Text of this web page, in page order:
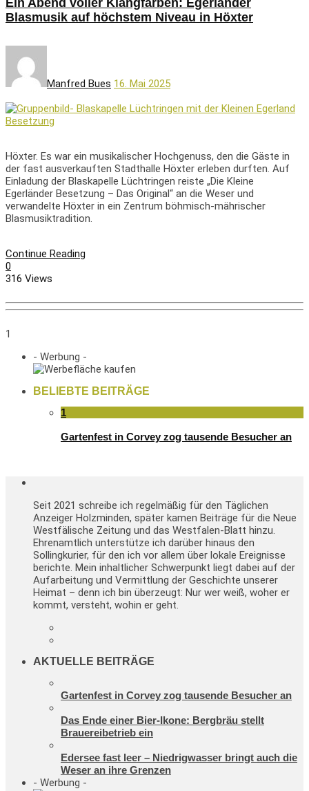
Blasmusik auf höchstem Niveau in Höxter
Manfred Bues 16. Mai 2025
Höxter. Es war ein musikalischer Hochgenuss, den die Gäste in
der fast ausverkauften Stadthalle Höxter erleben durften. Auf
Einladung der Blaskapelle Lüchtringen reiste „Die Kleine
Egerländer Besetzung – Das Original“ an die Weser und
verwandelte Höxter in ein Zentrum böhmisch-mährischer
Blasmusiktradition.
Continue Reading
0
316 Views
1
- Werbung -
BELIEBTE BEITRÄGE
1
Gartenfest in Corvey zog tausende Besucher an
Seit 2021 schreibe ich regelmäßig für den Täglichen
Anzeiger Holzminden, später kamen Beiträge für die Neue
Westfälische Zeitung und das Westfalen-Blatt hinzu.
Ehrenamtlich unterstütze ich darüber hinaus den
Sollingkurier, für den ich vor allem über lokale Ereignisse
berichte. Mein inhaltlicher Schwerpunkt liegt dabei auf der
Aufarbeitung und Vermittlung der Geschichte unserer
Heimat – denn ich bin überzeugt: Nur wer weiß, woher er
kommt, versteht, wohin er geht.
AKTUELLE BEITRÄGE
Gartenfest in Corvey zog tausende Besucher an
Das Ende einer Bier-Ikone: Bergbräu stellt
Brauereibetrieb ein
Edersee fast leer – Niedrigwasser bringt auch die
Weser an ihre Grenzen
- Werbung -